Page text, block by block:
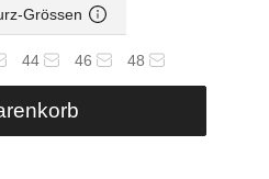
Grössen
44 46 48